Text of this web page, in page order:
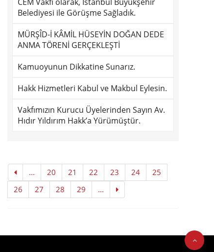
Belediyesi ile Görüşme Sağladık.
MÜRŞÎD-İ KÂMİL HÜSEYİN DOĞAN DEDE
ANMA TÖRENİ GERÇEKLEŞTİ
Kamuoyunun Dikkatine Sunarız.
Hakk Hizmetleri Kabul ve Makbul Eylesin.
Vakfımızın Kurucu Üyelerinden Sayın Av.
Hıdır Yıldırım Hakk’a Yürümüştür.
... 20 21 22 23 24
25
26
27 28 29 ...